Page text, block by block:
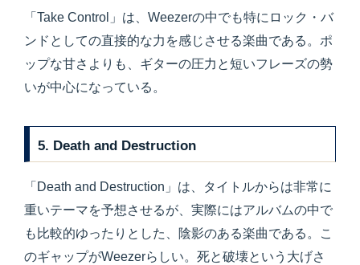
「Take Control」は、Weezerの中でも特にロック・バ
ンドとしての直接的な力を感じさせる楽曲である。ポ
ップな甘さよりも、ギターの圧力と短いフレーズの勢
いが中心になっている。
5. Death and Destruction
「Death and Destruction」は、タイトルからは非常に
重いテーマを予想させるが、実際にはアルバムの中で
も比較的ゆったりとした、陰影のある楽曲である。こ
のギャップがWeezerらしい。死と破壊という大げさ